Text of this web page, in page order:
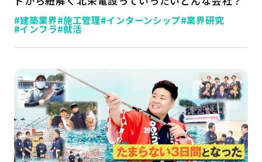
#建築業界#施工管理#インターンシップ#業界研究
#インフラ#就活